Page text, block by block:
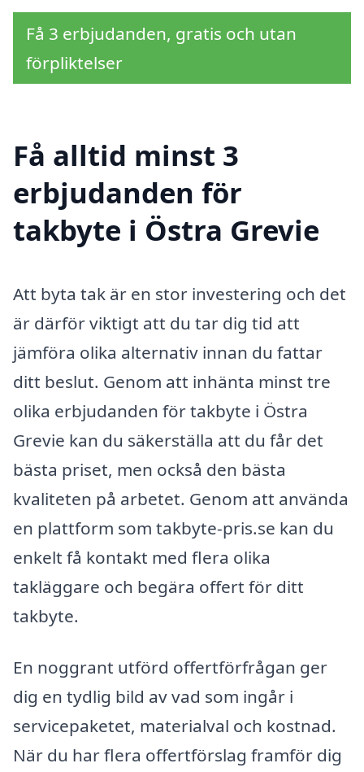
Få 3 erbjudanden, gratis och utan
förpliktelser
Få alltid minst 3
erbjudanden för
takbyte i Östra Grevie
Att byta tak är en stor investering och det
är därför viktigt att du tar dig tid att
jämföra olika alternativ innan du fattar
ditt beslut. Genom att inhänta minst tre
olika erbjudanden för takbyte i Östra
Grevie kan du säkerställa att du får det
bästa priset, men också den bästa
kvaliteten på arbetet. Genom att använda
en plattform som takbyte-pris.se kan du
enkelt få kontakt med flera olika
takläggare och begära offert för ditt
takbyte.
En noggrant utförd offertförfrågan ger
dig en tydlig bild av vad som ingår i
servicepaketet, materialval och kostnad.
När du har flera offertförslag framför dig